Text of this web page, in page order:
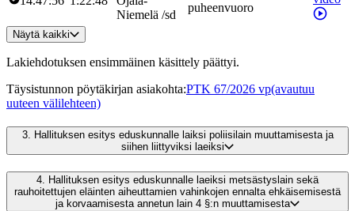
Niemelä /sd
puheenvuoro
Näytä kaikki
Lakiehdotuksen ensimmäinen käsittely päättyi.
Täysistunnon pöytäkirjan asiakohta:PTK 67/2026 vp(avautuu
uuteen välilehteen)
3. Hallituksen esitys eduskunnalle laiksi poliisilain muuttamisesta ja
siihen liittyviksi laeiksi
4. Hallituksen esitys eduskunnalle laeiksi metsästyslain sekä
rauhoitettujen eläinten aiheuttamien vahinkojen ennalta ehkäisemisestä
ja korvaamisesta annetun lain 4 §:n muuttamisesta